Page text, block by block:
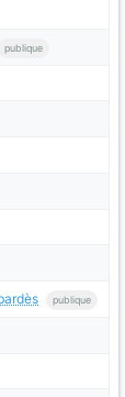
publique
publique